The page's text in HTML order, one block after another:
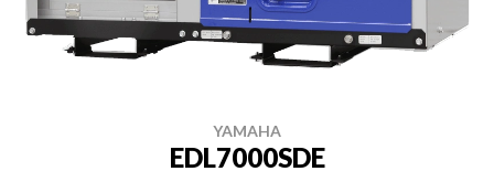
YAMAHA
EDL7000SDE